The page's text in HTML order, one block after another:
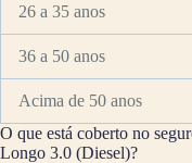
26 a 35 anos
36 a 50 anos
Acima de 50 anos
O que está coberto no
Longo 3.0 (Diesel)?